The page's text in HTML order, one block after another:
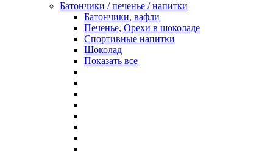
Батончики / печенье / напитки
Батончики, вафли
Печенье, Орехи в шоколаде
Спортивные напитки
Шоколад
Показать все